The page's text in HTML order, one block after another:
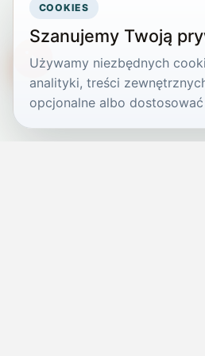
COOKIES
Szanujemy Twoją
Używamy niezbędnych
analityki, treści
opcjonalne albo
TikTokowa Jelonka